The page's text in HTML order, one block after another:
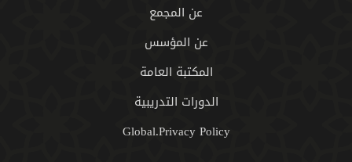
عن المجمع
عن المؤسس
المكتبة العامة
الدورات التدريبية
Global.Privacy Policy